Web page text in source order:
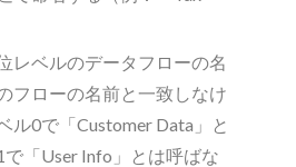
レベルのデータフローの名
フローの名前と一致しなけ
ル0で「Customer Data」と
「User Info」とは呼ばな